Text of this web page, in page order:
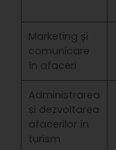
Marketing și
comunicare
în afaceri
Administrarea
și dezvoltarea
afacerilor în
turism